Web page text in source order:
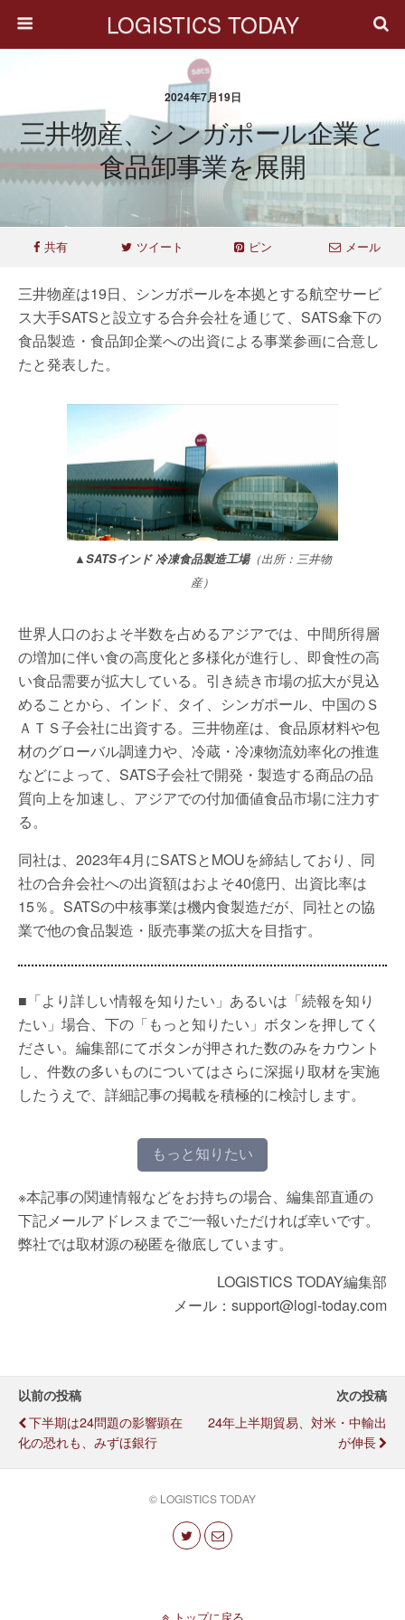
LOGISTICS TODAY
2024年7月19日
三井物産、シンガポール企業と
食品卸事業を展開
共有 ツイート ピン メール
三井物産は19日、シンガポールを本拠とする航空サービ
ス大手SATSと設立する合弁会社を通じて、SATS傘下の
食品製造・食品卸企業への出資による事業参画に合意し
たと発表した。
▲SATSインド 冷凍食品製造工場（出所：三井物
産）
世界人口のおよそ半数を占めるアジアでは、中間所得層
の増加に伴い食の高度化と多様化が進行し、即食性の高
い食品需要が拡大している。引き続き市場の拡大が見込
めることから、インド、タイ、シンガポール、中国のＳ
ＡＴＳ子会社に出資する。三井物産は、食品原材料や包
材のグローバル調達力や、冷蔵・冷凍物流効率化の推進
などによって、SATS子会社で開発・製造する商品の品
質向上を加速し、アジアでの付加価値食品市場に注力す
る。
同社は、2023年4月にSATSとMOUを締結しており、同
社の合弁会社への出資額はおよそ40億円、出資比率は
15％。SATSの中核事業は機内食製造だが、同社との協
業で他の食品製造・販売事業の拡大を目指す。
■「より詳しい情報を知りたい」あるいは「続報を知り
たい」場合、下の「もっと知りたい」ボタンを押してく
ださい。編集部にてボタンが押された数のみをカウント
し、件数の多いものについてはさらに深掘り取材を実施
したうえで、詳細記事の掲載を積極的に検討します。
もっと知りたい
※本記事の関連情報などをお持ちの場合、編集部直通の
下記メールアドレスまでご一報いただければ幸いです。
弊社では取材源の秘匿を徹底しています。
LOGISTICS TODAY編集部
メール：support@logi-today.com
以前の投稿
下半期は24問題の影響顕在
化の恐れも、みずほ銀行
次の投稿
24年上半期貿易、対米・中輸出
が伸長
© LOGISTICS TODAY